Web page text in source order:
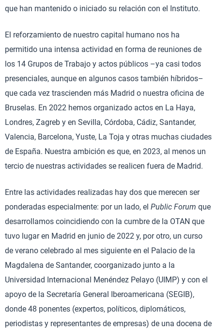
que han mantenido o iniciado su relación con el Instituto.
El reforzamiento de nuestro capital humano nos ha
permitido una intensa actividad en forma de reuniones de
los 14 Grupos de Trabajo y actos públicos –ya casi todos
presenciales, aunque en algunos casos también híbridos–
que cada vez trascienden más Madrid o nuestra oficina de
Bruselas. En 2022 hemos organizado actos en La Haya,
Londres, Zagreb y en Sevilla, Córdoba, Cádiz, Santander,
Valencia, Barcelona, Yuste, La Toja y otras muchas ciudades
de España. Nuestra ambición es que, en 2023, al menos un
tercio de nuestras actividades se realicen fuera de Madrid.
Entre las actividades realizadas hay dos que merecen ser
ponderadas especialmente: por un lado, el Public Forum que
desarrollamos coincidiendo con la cumbre de la OTAN que
tuvo lugar en Madrid en junio de 2022 y, por otro, un curso
de verano celebrado al mes siguiente en el Palacio de la
Magdalena de Santander, coorganizado junto a la
Universidad Internacional Menéndez Pelayo (UIMP) y con el
apoyo de la Secretaría General Iberoamericana (SEGIB),
donde 48 ponentes (expertos, políticos, diplomáticos,
periodistas y representantes de empresas) de una docena de